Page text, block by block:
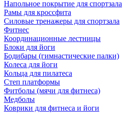
Напольное покрытие для спортзала
Рамы для кроссфита
Силовые тренажеры для спортзала
Фитнес
Координационные лестницы
Блоки для йоги
Бодибары (гимнастические палки)
Колеса для йоги
Кольца для пилатеса
Степ платформы
Фитболы (мячи для фитнеса)
Медболы
Коврики для фитнеса и йоги